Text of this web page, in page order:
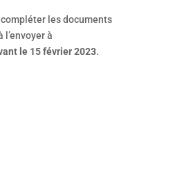
les documents
à
le 15 février 2023.